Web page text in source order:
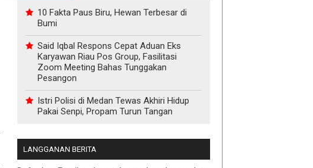
10 Fakta Paus Biru, Hewan Terbesar di
Bumi
Said Iqbal Respons Cepat Aduan Eks
Karyawan Riau Pos Group, Fasilitasi
Zoom Meeting Bahas Tunggakan
Pesangon
Istri Polisi di Medan Tewas Akhiri Hidup
Pakai Senpi, Propam Turun Tangan
LANGGANAN BERITA